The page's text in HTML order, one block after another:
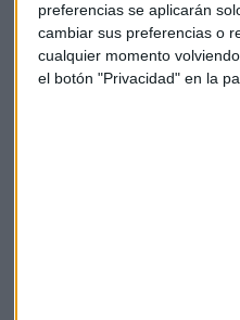
preferencias se aplicarán
cambiar sus preferencias o
cualquier momento
el botón "Privacidad" en la